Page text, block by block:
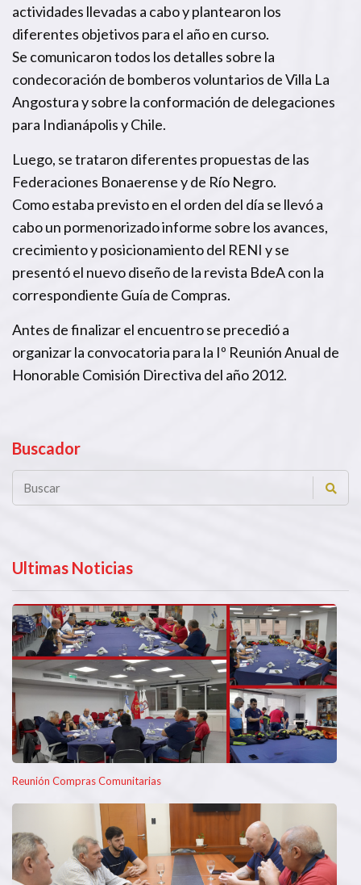
actividades llevadas a cabo y plantearon los
diferentes objetivos para el año en curso.
Se comunicaron todos los detalles sobre la
condecoración de bomberos voluntarios de Villa La
Angostura y sobre la conformación de delegaciones
para Indianápolis y Chile.
Luego, se trataron diferentes propuestas de las
Federaciones Bonaerense y de Río Negro.
Como estaba previsto en el orden del día se llevó a
cabo un pormenorizado informe sobre los avances,
crecimiento y posicionamiento del RENI y se
presentó el nuevo diseño de la revista BdeA con la
correspondiente Guía de Compras.
Antes de finalizar el encuentro se precedió a
organizar la convocatoria para la Iº Reunión Anual de
Honorable Comisión Directiva del año 2012.
Buscador
Ultimas Noticias
Reunión Compras Comunitarias